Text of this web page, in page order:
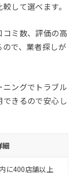
して選べます。
ミ数、評価の高
で、業者探しが
ニングでトラブル
きるので安心し
細
に400店舗以上